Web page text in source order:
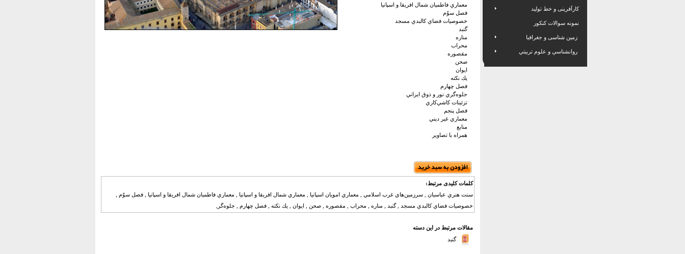
معماري فاطميان شمال افريقا و اسپانيا
فصل سوّم
خصوصيات فضاي كالبدي مسجد
گنبد
مناره
محراب
مقصوره
صحن
ايوان
يك نكته
فصل چهارم
جلوه‌گري نور و ذوق ايراني
تزئينات كاشي‌كاري
فصل پنجم
معماري غير ديني
منابع
همراه با تصاویر
کلمات کلیدی مرتبط:
سنت هنري عباسيان , سرزمين‌هاي غرب اسلامي , معماري امويان اسپانيا , معماري شمال افريقا و اسپانيا , معماري فاطميان شمال افريقا و اسپانيا , فصل سوّم ,
خصوصيات فضاي كالبدي مسجد , گنبد , مناره , محراب , مقصوره , صحن , ايوان , يك نكته , فصل چهارم , جلوه‌گر,
مقالات مرتبط در این دسته
گنبد
کارآفرینی و خط تولید
نمونه سوالات کنکور
زمین شناسی و جغرافیا
روانشناسي و علوم تربيتي